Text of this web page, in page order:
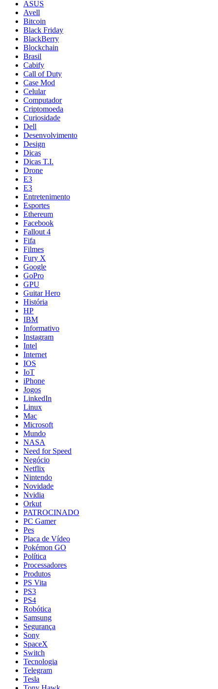
ASUS
Avell
Bitcoin
Black Friday
BlackBerry
Blockchain
Brasil
Cabify
Call of Duty
Case Mod
Celular
Computador
Criptomoeda
Curiosidade
Dell
Desenvolvimento
Design
Dicas
Dicas T.I.
Drone
E3
E3
Entretenimento
Esportes
Ethereum
Facebook
Fallout 4
Fifa
Filmes
Fury X
Google
GoPro
GPU
Guitar Hero
História
HP
IBM
Informativo
Instagram
Intel
Internet
IOS
IoT
iPhone
Jogos
LinkedIn
Linux
Mac
Microsoft
Mundo
NASA
Need for Speed
Negócio
Netflix
Nintendo
Novidade
Nvidia
Orkut
PATROCINADO
PC Gamer
Pes
Placa de Vídeo
Pokémon GO
Política
Processadores
Produtos
PS Vita
PS3
PS4
Robótica
Samsung
Segurança
Sony
SpaceX
Switch
Tecnologia
Telegram
Tesla